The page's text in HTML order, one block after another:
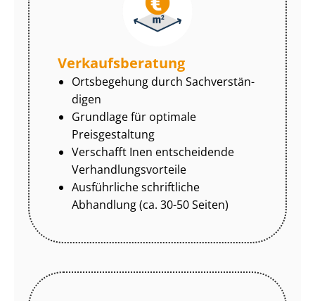
Ver­kaufs­be­ra­tung
Ortsbegehung durch Sach­ver­stän­
di­gen
Grundlage für optimale
Preisgestaltung
Verschafft Inen entscheidende
Ver­hand­lungs­vor­tei­le
Ausführliche schriftliche
Abhandlung (ca. 30-50 Seiten)